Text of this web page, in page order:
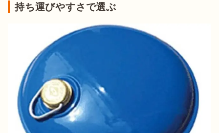
持ち運びやすさで選ぶ